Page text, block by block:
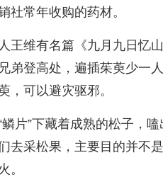
社常年收购的药材。
王维有名篇《九月九日忆
弟登高处，遍插茱萸少一
，可以避灾驱邪。
鳞片”下藏着成熟的松子，
去采松果，主要目的并不
。